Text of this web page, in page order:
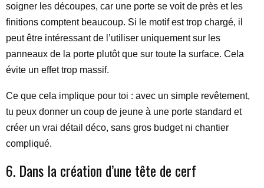
soigner les découpes, car une porte se voit de près et les
finitions comptent beaucoup. Si le motif est trop chargé, il
peut être intéressant de l’utiliser uniquement sur les
panneaux de la porte plutôt que sur toute la surface. Cela
évite un effet trop massif.
Ce que cela implique pour toi : avec un simple revêtement,
tu peux donner un coup de jeune à une porte standard et
créer un vrai détail déco, sans gros budget ni chantier
compliqué.
6. Dans la création d’une tête de cerf